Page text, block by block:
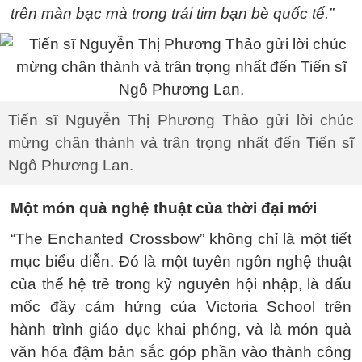
trên màn bạc mà trong trái tim bạn bè quốc tế.”
Tiến sĩ Nguyễn Thị Phương Thảo gửi lời chúc
mừng chân thành và trân trọng nhất đến Tiến sĩ
Ngô Phương Lan.
Một món quà nghệ thuật của thời đại mới
“The Enchanted Crossbow” không chỉ là một tiết
mục biểu diễn. Đó là một tuyên ngôn nghệ thuật
của thế hệ trẻ trong kỷ nguyên hội nhập, là dấu
mốc đầy cảm hứng của Victoria School trên
hành trình giáo dục khai phóng, và là món quà
văn hóa đậm bản sắc góp phần vào thành công